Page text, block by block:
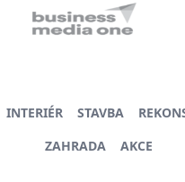
INTERIÉR STAVBA
ZAHRADA
AKCE